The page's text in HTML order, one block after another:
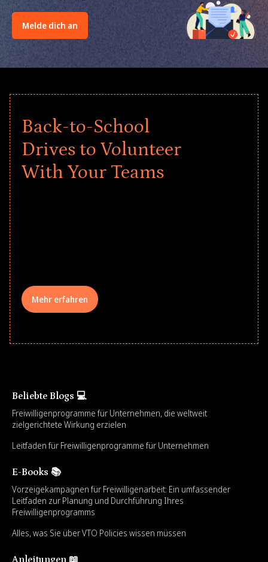
Melde dich an
Back-to-School
Drives to Volunteer
With Your Teams
Mehr erfahren
Beliebte Blogs 💻
Freiwilligenprogramme für Unternehmen, die weltweit
zielgerichtete Wirkung erzielen
Leitfaden für Freiwilligenprogramme für Unternehmen
E-Books 📚
Vorzeigekampagnen für Freiwilligenarbeit: Ein umfassender
Leitfaden zur Planung und Durchführung Ihres
Freiwilligenprogramms
Alles, was Sie über VTO Policies wissen müssen
Anleitungen 📖